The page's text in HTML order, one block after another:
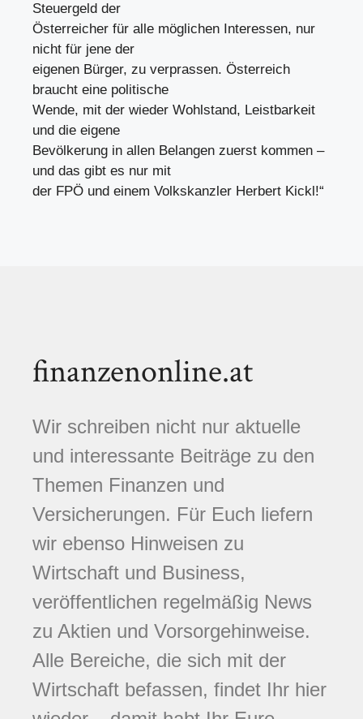
Steuergeld der
Österreicher für alle möglichen Interessen, nur
nicht für jene der
eigenen Bürger, zu verprassen. Österreich
braucht eine politische
Wende, mit der wieder Wohlstand, Leistbarkeit
und die eigene
Bevölkerung in allen Belangen zuerst kommen –
und das gibt es nur mit
der FPÖ und einem Volkskanzler Herbert Kickl!“
finanzenonline.at
Wir schreiben nicht nur aktuelle
und interessante Beiträge zu den
Themen Finanzen und
Versicherungen. Für Euch liefern
wir ebenso Hinweisen zu
Wirtschaft und Business,
veröffentlichen regelmäßig News
zu Aktien und Vorsorgehinweise.
Alle Bereiche, die sich mit der
Wirtschaft befassen, findet Ihr hier